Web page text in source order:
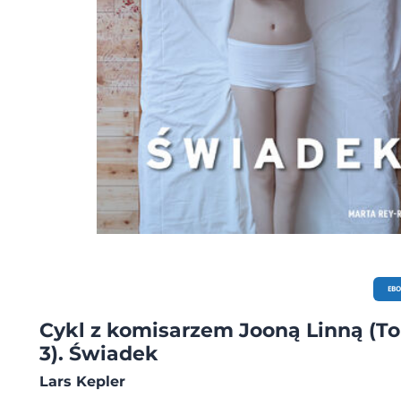
Cykl z komisarzem Jooną Linną
3). Świadek
Lars Kepler